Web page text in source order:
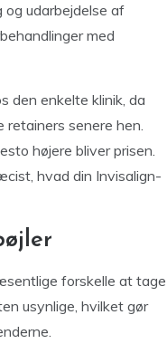
udarbejdelse af
med
den enkelte klinik, da
senere hen.
højere bliver prisen.
hvad din Invisalign-
forskelle at tage
usynlige, hvilket gør